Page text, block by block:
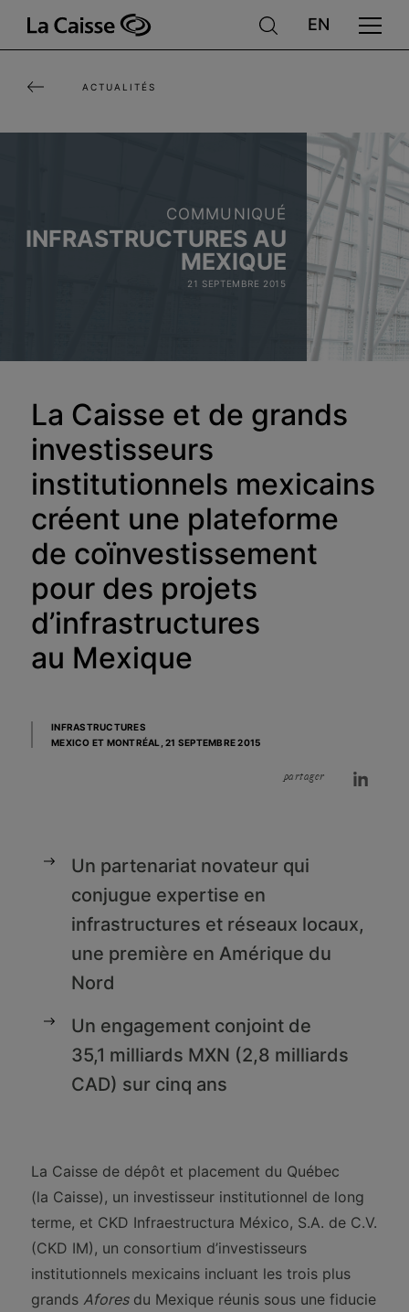
principal
ACTUALITÉS
COMMUNIQUÉ
INFRASTRUCTURES AU
MEXIQUE
21 SEPTEMBRE 2015
La Caisse et de grands
investisseurs
institutionnels mexicains
créent une plateforme
de coïnvestissement
pour des projets
d’infrastructures
au Mexique
INFRASTRUCTURES
MEXICO ET MONTRÉAL,21 SEPTEMBRE 2015
partager
Un partenariat novateur qui
conjugue expertise en
infrastructures et réseaux locaux,
une première en Amérique du
Nord
Un engagement conjoint de
35,1 milliards MXN (2,8 milliards
CAD) sur cinq ans
La Caisse de dépôt et placement du Québec
(la Caisse), un investisseur institutionnel de long
terme, et CKD Infraestructura México, S.A. de C.V.
(CKD IM), un consortium d’investisseurs
institutionnels mexicains incluant les trois plus
grandsAforesdu Mexique réunis sous une fiducie